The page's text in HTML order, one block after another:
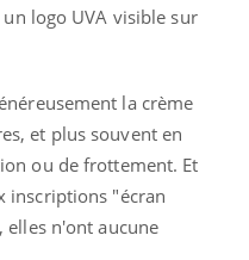
un logo UVA visible sur
la crème
et plus souvent en
ou de frottement. Et
inscriptions "écran
n'ont aucune